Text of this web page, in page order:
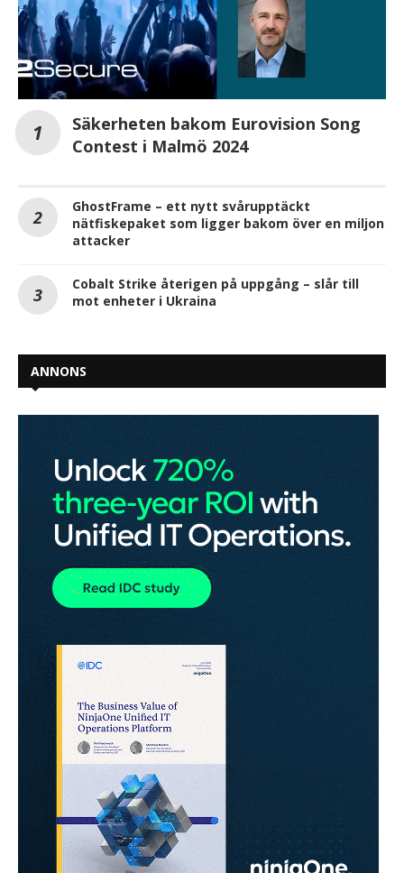
Säkerheten bakom Eurovision Song
Contest i Malmö 2024
GhostFrame – ett nytt svårupptäckt
nätfiskepaket som ligger bakom över en miljon
attacker
Cobalt Strike återigen på uppgång – slår till
mot enheter i Ukraina
ANNONS